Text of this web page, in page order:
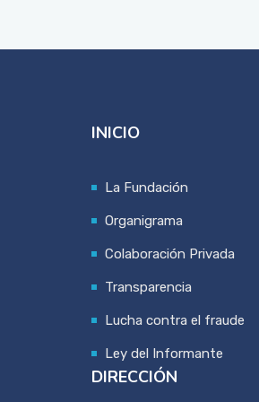
INICIO
La Fundación
Organigrama
Colaboración Privada
Transparencia
Lucha contra el fraude
Ley del Informante
DIRECCIÓN